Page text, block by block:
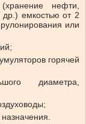
нефти,
др.) емкостью от 2
или
горячей
диаметра,